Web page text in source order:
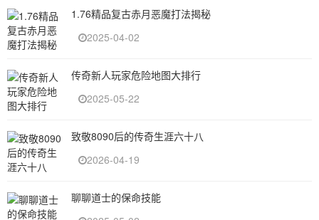
1.76精品复古赤月恶魔打法揭秘
2025-04-02
传奇新人玩家危险地图大排行
2025-05-22
致敬8090后的传奇生涯六十八
2026-04-19
聊聊道士的保命技能